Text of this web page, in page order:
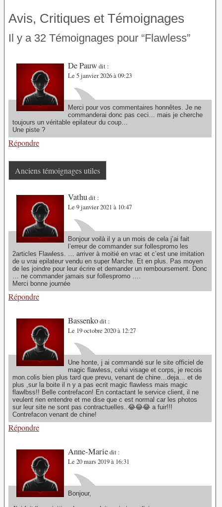
Avis, Critiques et Témoignages
Il y a 32 Témoignages pour “Flawless”
De Pauwdit :
Le 5 janvier 2026 à 09:23
Merci pour vos commentaires honnêtes. Je ne
commanderai donc pas ceci… mais je cherche
toujours un véritable epilateur du coup…
Une piste ?
Répondre
Anciens témoignages utiles
Vathudit :
Le 9 janvier 2021 à 10:47
Bonjour voilà il y a un mois de cela j’ai fait
l’erreur de commander sur follespromo les
2articles Flawless. … arriver à moitié en vrac et c’est une imitation
de u vrai epilateur vendu en super Marche. Et en plus. Pas moyen
de les joindre pour leur écrire et demander un remboursement. Donc
… ne commander jamais sur follespromo ….
Merci bonne journée
Répondre
Bassenkodit :
Le 19 octobre 2020 à 12:27
Une honte, j ai commandé sur le site officiel de
magic flawless, celui visage et corps, je recois
mon.colis bien plus tard que prevu, venant de chine…deja… et de
plus ,sur la boite il n y a pas ecrit magic flawless mais magic
flawlbss!! Belle contrefacon! En contactant le service client, il ne
veulent rien entendre et me dise que c est normal car les photos
sur leur site ne sont pas contractuelles..😂😂😂 a fuir!!!
Contrefacon venant de chine!
Répondre
Anne-Mariedit :
Le 20 mars 2019 à 16:31
Bonjour,